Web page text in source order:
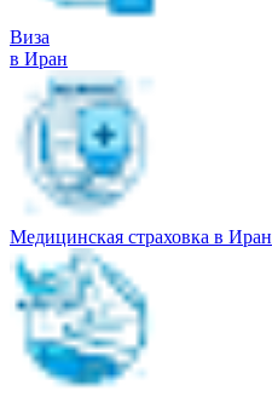
Виза
в Иран
Медицинская страховка в Иран